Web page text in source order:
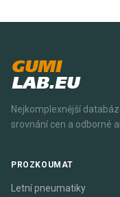
GUMI
LAB.EU
Nejkomplexnější
srovnání cen a odborné
PROZKOUMAT
Letní pneumatiky